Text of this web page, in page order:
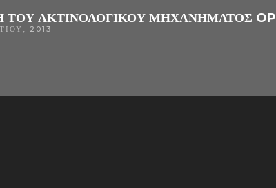
ΑΚΤΙΝΟΛΟΓΙΚΟΎ ΜΗΧΑΝΉΜΑΤΟΣ
2013